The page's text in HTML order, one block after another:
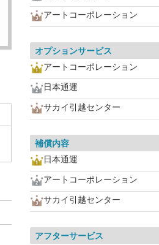
アートコーポレーション
オプションサービス
アートコーポレーション
日本通運
サカイ引越センター
補償内容
日本通運
アートコーポレーション
サカイ引越センター
アフターサービス